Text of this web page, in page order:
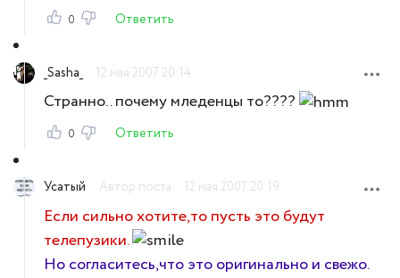
0 Ответить
_Sasha_ 12 мая 2007 20:14
Странно.. почему мледенцы то????
0 Ответить
Усатый Автор поста 12 мая 2007 20:19
Если сильно хотите,то пусть это будут
телепузики.
Но согласитесь,что это оригинально и свежо.